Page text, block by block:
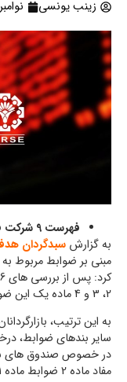
زینب یونسی نوامبر 28, 2022
فهرست 9 شرکت فرابورسی مشمول تغییر دامنه نوسان
به گزارش سبدگردان
2، 3 و 4 ماده یک این ضوابط شدند.
به این ترتیب،
سایر بندهای ضوابط،
در خصوص صندوق های
مفاد ماده 2 ضوابط ماده 21 ضروری است.